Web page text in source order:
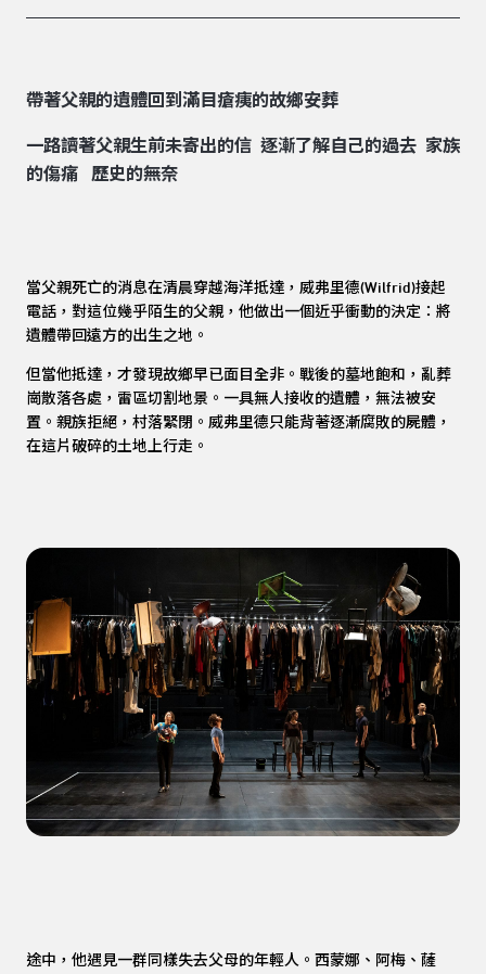
帶著父親的遺體回到滿目瘡痍的故鄉安葬
一路讀著父親生前未寄出的信 逐漸了解自己的過去 家族
的傷痛 歷史的無奈
當父親死亡的消息在清晨穿越海洋抵達，威弗里德(Wilfrid)接起
電話，對這位幾乎陌生的父親，他做出一個近乎衝動的決定：將
遺體帶回遠方的出生之地。
但當他抵達，才發現故鄉早已面目全非。戰後的墓地飽和，亂葬
崗散落各處，雷區切割地景。一具無人接收的遺體，無法被安
置。親族拒絕，村落緊閉。威弗里德只能背著逐漸腐敗的屍體，
在這片破碎的土地上行走。
途中，他遇見一群同樣失去父母的年輕人。西蒙娜、阿梅、薩